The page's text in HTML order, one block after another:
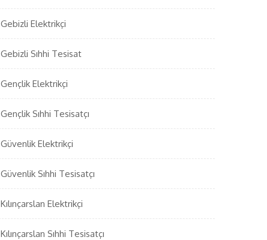
Gebizli Elektrikçi
Gebizli Sıhhi Tesisat
Gençlik Elektrikçi
Gençlik Sıhhi Tesisatçı
Güvenlik Elektrikçi
Güvenlik Sıhhi Tesisatçı
Kılınçarslan Elektrikçi
Kılınçarslan Sıhhi Tesisatçı